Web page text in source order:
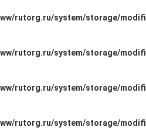
rutorg.ru/system/storage/
rutorg.ru/system/storage/
rutorg.ru/system/storage/
rutorg.ru/system/storage/